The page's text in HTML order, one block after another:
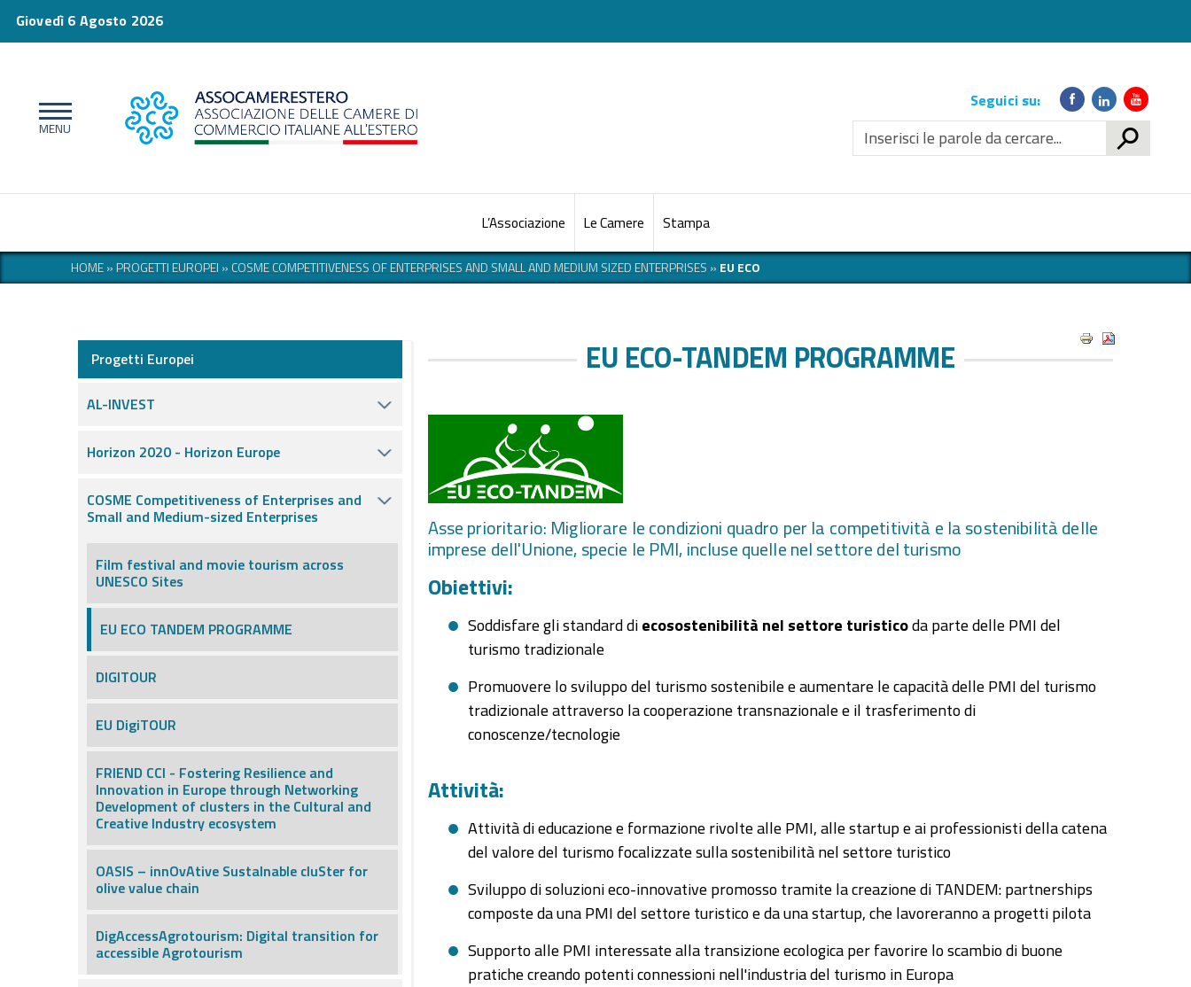
Giovedì 6 Agosto 2026
Link
social
Seguici su:
L’Associazione Le Camere Stampa
HOME»PROGETTI EUROPEI »COSME COMPETITIVENESS OF ENTERPRISES AND SMALL AND MEDIUM SIZED ENTERPRISES » EU ECO
Progetti Europei
AL-INVEST
Horizon 2020 - Horizon Europe
COSME Competitiveness of Enterprises and
Small and Medium-sized Enterprises
Film festival and movie tourism across
UNESCO Sites
EU ECO TANDEM PROGRAMME
DIGITOUR
EU DigiTOUR
FRIEND CCI - Fostering Resilience and
Innovation in Europe through Networking
Development of clusters in the Cultural and
Creative Industry ecosystem
OASIS – innOvAtive SustaInable cluSter for
olive value chain
DigAccessAgrotourism: Digital transition for
accessible Agrotourism
EU ECO-TANDEM PROGRAMME
Asse prioritario: Migliorare le condizioni quadro per la competitività e la sostenibilità delle
imprese dell'Unione, specie le PMI, incluse quelle nel settore del turismo
Obiettivi:
Soddisfare gli standard diecosostenibilità nel settore turisticoda parte delle PMI del
turismo tradizionale
Promuovere lo sviluppo del turismo sostenibile e aumentare le capacità delle PMI del turismo
tradizionale attraverso la cooperazione transnazionale e il trasferimento di
conoscenze/tecnologie
Attività:
Attività di educazione e formazione rivolte alle PMI, alle startup e ai professionisti della catena
del valore del turismo focalizzate sulla sostenibilità nel settore turistico
Sviluppo di soluzioni eco-innovative promosso tramite la creazione di TANDEM: partnerships
composte da una PMI del settore turistico e da una startup, che lavoreranno a progetti pilota
Supporto alle PMI interessate alla transizione ecologica per favorire lo scambio di buone
pratiche creando potenti connessioni nell'industria del turismo in Europa